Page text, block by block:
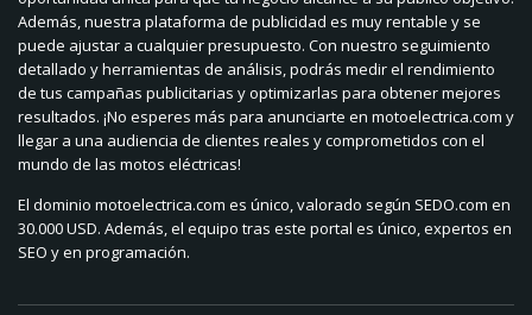
Además, nuestra plataforma de publicidad es muy rentable y se
puede ajustar a cualquier presupuesto. Con nuestro seguimiento
detallado y herramientas de análisis, podrás medir el rendimiento
de tus campañas publicitarias y optimizarlas para obtener mejores
resultados. ¡No esperes más para anunciarte en motoelectrica.com y
llegar a una audiencia de clientes reales y comprometidos con el
mundo de las motos eléctricas!
El dominio motoelectrica.com es único, valorado según SEDO.com en
30.000 USD. Además, el equipo tras este portal es único, expertos en
SEO y en programación.